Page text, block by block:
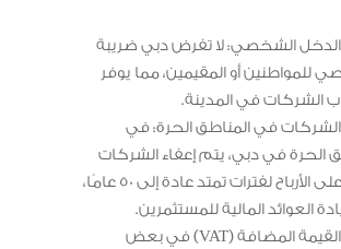
الدخل الشخصي: لا تفرض دبي ضريبة
للمواطنين أو المقيمين، مما يوفر
الشركات في المدينة.
الشركات في المناطق الحرة: في
الحرة في دبي، يتم إعفاء الشركات
من ضريبة الدخل على الأرباح لفترات تمتد عادة إلى 50 عامًا،
العوائد المالية للمستثمرين.
الإعفاء من ضريبة القيمة المضافة (VAT) في بعض